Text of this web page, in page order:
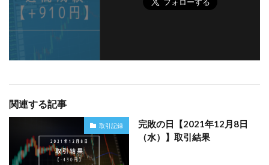
関連する記事
取引記録
完敗の日【2021年12月8日
（水）】取引結果